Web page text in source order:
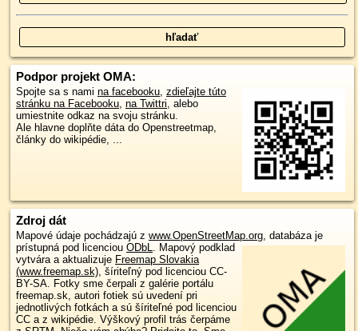
Podpor projekt OMA:
Spojte sa s nami na facebooku, zdieľajte túto
stránku na Facebooku, na Twittri, alebo
umiestnite odkaz na svoju stránku.
Ale hlavne doplňte dáta do Openstreetmap,
články do wikipédie, ...
Zdroj dát
Mapové údaje pochádzajú z www.OpenStreetMap.org, databáza je
prístupná pod licenciou ODbL. Mapový podklad
vytvára a aktualizuje Freemap Slovakia
(www.freemap.sk), šíriteľný pod licenciou CC-
BY-SA. Fotky sme čerpali z galérie portálu
freemap.sk, autori fotiek sú uvedení pri
jednotlivých fotkách a sú šíriteľné pod licenciou
CC a z wikipédie. Výškový profil trás čerpáme